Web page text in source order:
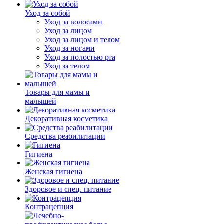
Уход за собой
Уход за волосами
Уход за лицом
Уход за лицом и телом
Уход за ногами
Уход за полостью рта
Уход за телом
Товары для мамы и
малышей
Декоративная косметика
Средства реабилитации
Гигиена
Женская гигиена
Здоровое и спец. питание
Контрацепция